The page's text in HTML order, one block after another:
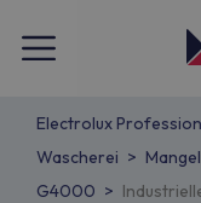
Electrolux
Wascherei
G4000